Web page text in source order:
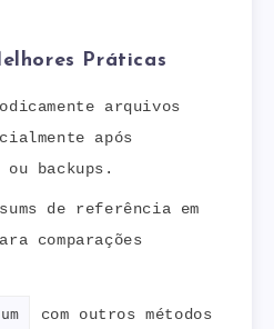
Práticas
arquivos
após
backups.
de referência em
comparações
com outros métodos